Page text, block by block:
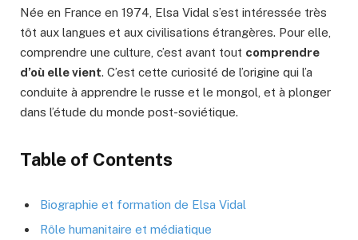
Née en France en 1974, Elsa Vidal s’est intéressée très
tôt aux langues et aux civilisations étrangères. Pour elle,
comprendre une culture, c’est avant tout comprendre
d’où elle vient. C’est cette curiosité de l’origine qui l’a
conduite à apprendre le russe et le mongol, et à plonger
dans l’étude du monde post-soviétique.
Table of Contents
Biographie et formation de Elsa Vidal
Rôle humanitaire et médiatique